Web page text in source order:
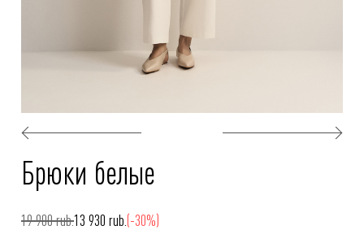
Брюки белые
19 900 rub.13 930 rub.(-30%)